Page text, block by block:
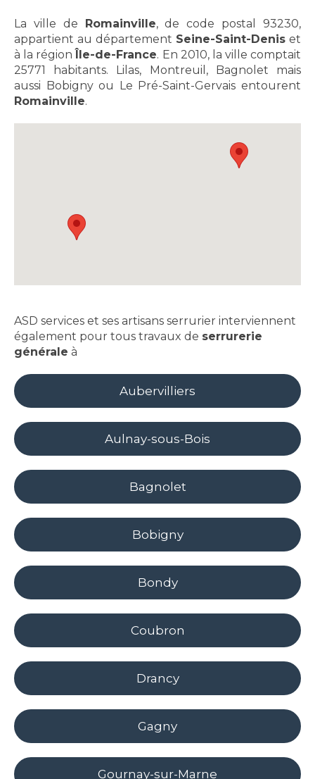
La ville de Romainville, de code postal 93230,
appartient au département Seine-Saint-Denis et
à la régionÎle-de-France. En 2010, la ville comptait
25771 habitants. Lilas, Montreuil, Bagnolet mais
aussi Bobigny ou Le Pré-Saint-Gervais entourent
Romainville.
ASD services et ses artisans serrurier interviennent
également pour tous travaux de serrurerie
générale à
Aubervilliers
Aulnay-sous-Bois
Bagnolet
Bobigny
Bondy
Coubron
Drancy
Gagny
Gournay-sur-Marne